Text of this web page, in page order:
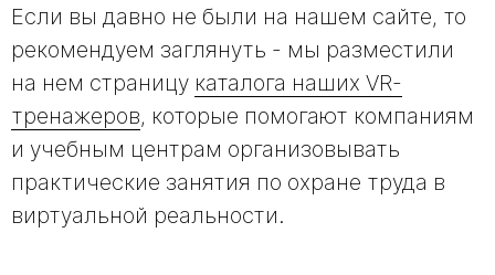
Если вы давно не были на нашем сайте, то
рекомендуем заглянуть - мы разместили
на нем страницу каталога наших VR-
тренажеров, которые помогают компаниям
и учебным центрам организовывать
практические занятия по охране труда в
виртуальной реальности.